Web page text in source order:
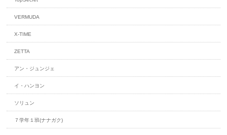
VERMUDA
X-TIME
ZETTA
アン・ジュンジェ
イ・ハンヨン
ソリュン
７学年１班(ナナガク)